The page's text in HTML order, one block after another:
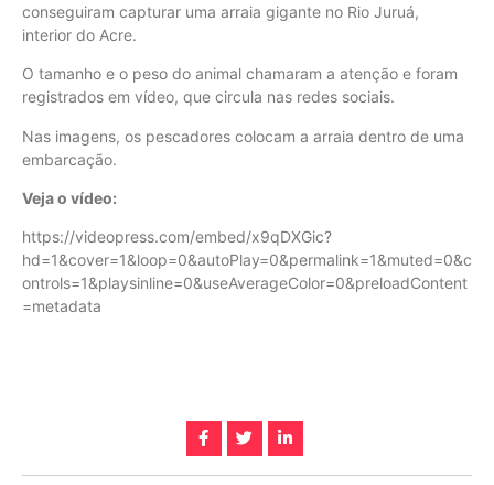
conseguiram capturar uma arraia gigante no Rio Juruá,
interior do Acre.
O tamanho e o peso do animal chamaram a atenção e foram
registrados em vídeo, que circula nas redes sociais.
Nas imagens, os pescadores colocam a arraia dentro de uma
embarcação.
Veja o vídeo:
https://videopress.com/embed/x9qDXGic?
hd=1&cover=1&loop=0&autoPlay=0&permalink=1&muted=0&c
ontrols=1&playsinline=0&useAverageColor=0&preloadContent
=metadata